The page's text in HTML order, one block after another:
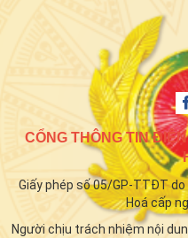
CỔNG THÔNG TIN
Giấy phép số 05/GP-TTĐT
Hoá cấp
Người chịu trách nhiệm nội